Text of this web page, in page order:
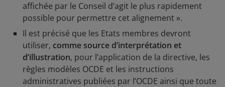
affichée par le Conseil d’agit le plus rapidement
possible pour permettre cet alignement ».
Il est précisé que les Etats membres devront
utiliser, comme source d’interprétation et
d’illustration, pour l’application de la directive, les
règles modèles OCDE et les instructions
administratives publiées par l’OCDE ainsi que toute